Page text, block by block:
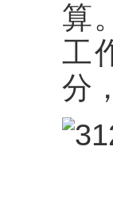
算
工
分